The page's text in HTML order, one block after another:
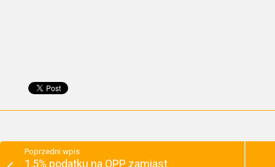
Poprzedni wpis
1,5% podatku na OPP zamiast